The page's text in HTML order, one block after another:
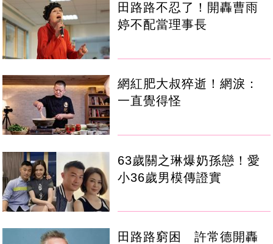
田路路不忍了！開轟曹雨
婷不配當理事長
網紅肥大叔猝逝！網淚：
一直覺得怪
63歲關之琳爆奶孫戀！愛
小36歲男模傳證實
田路路窮困 許常德開轟